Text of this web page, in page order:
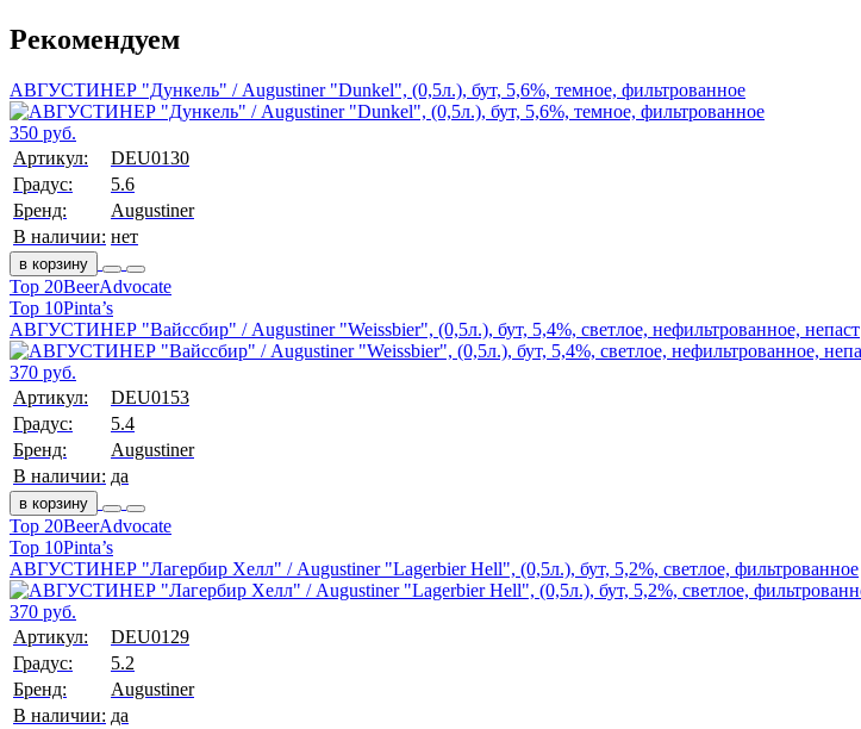
Рекомендуем
АВГУСТИНЕР "Дункель" / Augustiner "Dunkel", (0,5л.), бут, 5,6%, темное, фильтрованное
350 руб.
Артикул:
DEU0130
Градус:
5.6
Бренд:
Augustiner
В наличии: нет
в корзину
Top 20BeerAdvocate
Top 10Pinta’s
АВГУСТИНЕР "Вайссбир" / Augustiner "Weissbier", (0,5л.), бут, 5,4%, светлое, нефильтрованное, непаст
370 руб.
Артикул:
DEU0153
Градус:
5.4
Бренд:
Augustiner
В наличии: да
в корзину
Top 20BeerAdvocate
Top 10Pinta’s
АВГУСТИНЕР "Лагербир Хелл" / Augustiner "Lagerbier Hell", (0,5л.), бут, 5,2%, светлое, фильтрованное
370 руб.
Артикул:
DEU0129
Градус:
5.2
Бренд:
Augustiner
В наличии: да